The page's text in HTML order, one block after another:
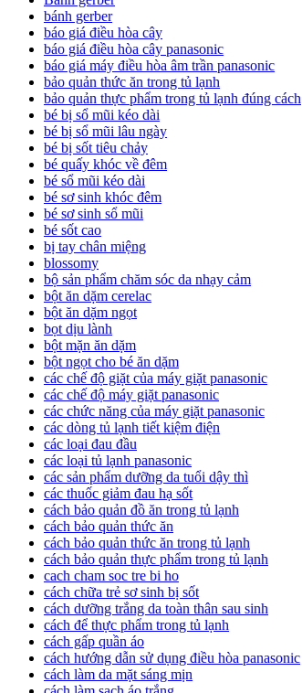
bánh gerber
báo giá điều hòa cây
báo giá điều hòa cây panasonic
báo giá máy điều hòa âm trần panasonic
bảo quản thức ăn trong tủ lạnh
bảo quản thực phẩm trong tủ lạnh đúng cách
bé bị sổ mũi kéo dài
bé bị sổ mũi lâu ngày
bé bị sốt tiêu chảy
bé quấy khóc về đêm
bé sổ mũi kéo dài
bé sơ sinh khóc đêm
bé sơ sinh sổ mũi
bé sốt cao
bị tay chân miệng
blossomy
bộ sản phẩm chăm sóc da nhạy cảm
bột ăn dặm cerelac
bột ăn dặm ngọt
bọt dịu lành
bột mặn ăn dặm
bột ngọt cho bé ăn dặm
các chế độ giặt của máy giặt panasonic
các chế độ máy giặt panasonic
các chức năng của máy giặt panasonic
các dòng tủ lạnh tiết kiệm điện
các loại đau đầu
các loại tủ lạnh panasonic
các sản phẩm dưỡng da tuổi dậy thì
các thuốc giảm đau hạ sốt
cách bảo quản đồ ăn trong tủ lạnh
cách bảo quản thức ăn
cách bảo quản thức ăn trong tủ lạnh
cách bảo quản thực phẩm trong tủ lạnh
cach cham soc tre bi ho
cách chữa trẻ sơ sinh bị sốt
cách dưỡng trắng da toàn thân sau sinh
cách để thực phẩm trong tủ lạnh
cách gấp quần áo
cách hướng dẫn sử dụng điều hòa panasonic
cách làm da mặt sáng mịn